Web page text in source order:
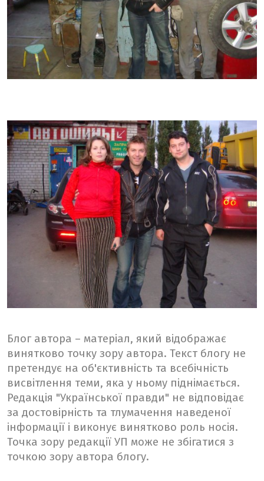
Блог автора – матеріал, який відображає
винятково точку зору автора. Текст блогу не
претендує на об'єктивність та всебічність
висвітлення теми, яка у ньому піднімається.
Редакція "Української правди" не відповідає
за достовірність та тлумачення наведеної
інформації і виконує винятково роль носія.
Точка зору редакції УП може не збігатися з
точкою зору автора блогу.